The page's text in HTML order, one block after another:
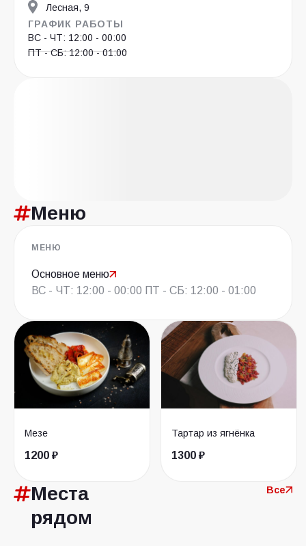
Лесная, 9
ГРАФИК РАБОТЫ
ВС - ЧТ: 12:00 - 00:00
ПТ - СБ: 12:00 - 01:00
Меню
МЕНЮ
Основное меню
ВС - ЧТ: 12:00 - 00:00 ПТ - СБ: 12:00 - 01:00
Мезе
1200 ₽
Тартар из ягнёнка
1300 ₽
Места
рядом
Все